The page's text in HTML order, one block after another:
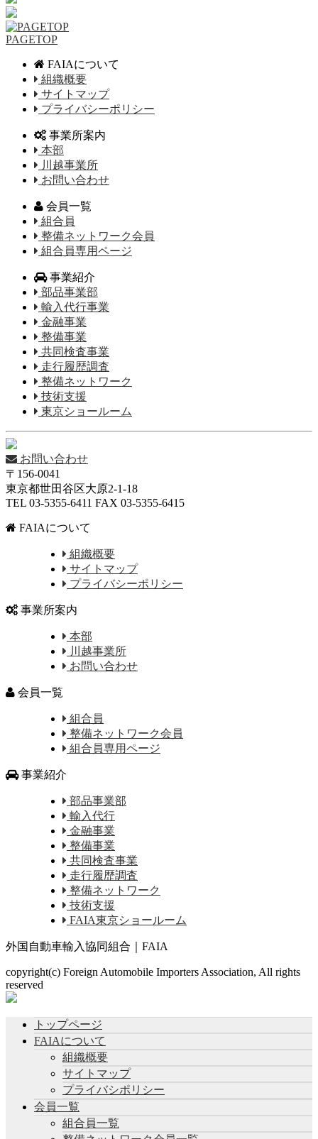
PAGETOP
FAIAについて
組織概要
サイトマップ
プライバシーポリシー
事業所案内
本部
川越事業所
お問い合わせ
会員一覧
組合員
整備ネットワーク会員
組合員専用ページ
事業紹介
部品事業部
輸入代行事業
金融事業
整備事業
共同検査事業
走行履歴調査
整備ネットワーク
技術支援
東京ショールーム
お問い合わせ
〒156-0041
東京都世田谷区大原2-1-18
TEL 03-5355-6411 FAX 03-5355-6415
FAIAについて
組織概要
サイトマップ
プライバシーポリシー
事業所案内
本部
川越事業所
お問い合わせ
会員一覧
組合員
整備ネットワーク会員
組合員専用ページ
事業紹介
部品事業部
輸入代行
金融事業
整備事業
共同検査事業
走行履歴調査
整備ネットワーク
技術支援
FAIA東京ショールーム
外国自動車輸入協同組合｜FAIA
copyright(c) Foreign Automobile Importers Association, All rights
reserved
トップページ
FAIAについて
組織概要
サイトマップ
プライバシポリシー
会員一覧
組合員一覧